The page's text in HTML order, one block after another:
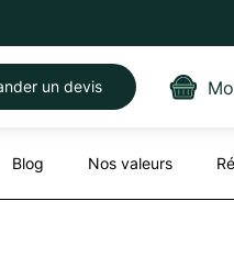
un devis
Blog Nos valeurs